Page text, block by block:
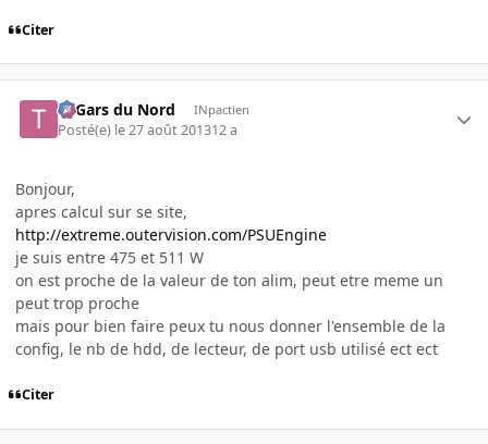
Citer
Ti Gars du Nord INpactien
Posté(e) le 27 août 201312 a
Bonjour,
apres calcul sur se site,
http://extreme.outervision.com/PSUEngine
je suis entre 475 et 511 W
on est proche de la valeur de ton alim, peut etre meme un
peut trop proche
mais pour bien faire peux tu nous donner l'ensemble de la
config, le nb de hdd, de lecteur, de port usb utilisé ect ect
Citer